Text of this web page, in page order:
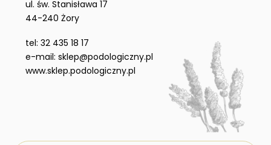
ul. św. Stanisława 17
44-240 Żory
tel: 32 435 18 17
e-mail: sklep@podologiczny.pl
www.sklep.podologiczny.pl